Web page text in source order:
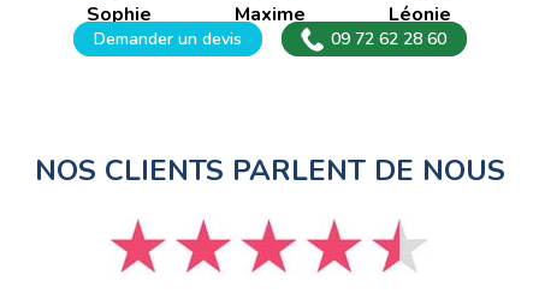
Sophie Maxime Léonie
Demander un devis 09 72 62 28 60
NOS CLIENTS PARLENT DE NOUS